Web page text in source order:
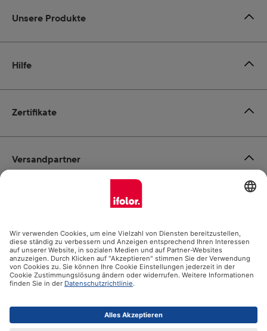
Zertifikate
Unsere Produkte
Hilfe
Zahlungsmöglichkeiten
Social Media
Versandpartner
Alle Preise inkl. gesetzl. Mehrwertsteuer zzgl.